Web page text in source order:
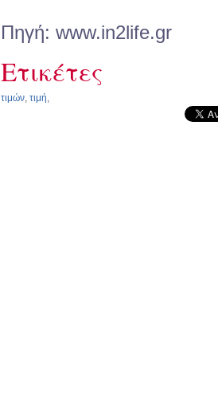
Πηγή: www.in2life.gr
Ετικέτες
τιμών, τιμή,